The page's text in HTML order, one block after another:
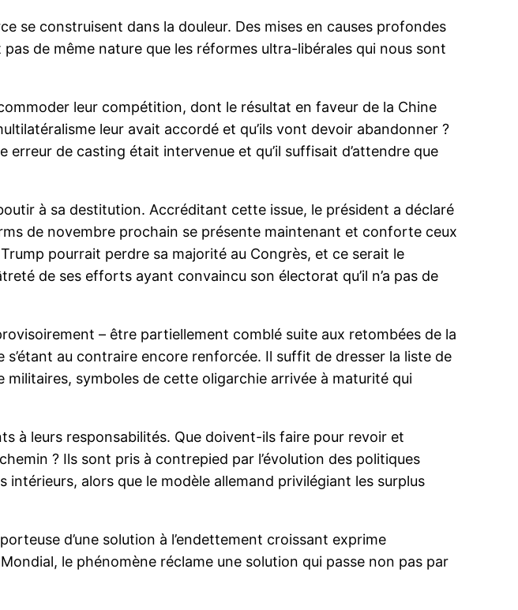
se construisent dans la douleur. Des mises en causes profondes
de même nature que les réformes ultra-libérales qui nous sont
leur compétition, dont le résultat en faveur de la Chine
leur avait accordé et qu’ils vont devoir abandonner ?
erreur de casting était intervenue et qu’il suffisait d’attendre que
à sa destitution. Accréditant cette issue, le président a déclaré
de novembre prochain se présente maintenant et conforte ceux
pourrait perdre sa majorité au Congrès, et ce serait le
de ses efforts ayant convaincu son électorat qu’il n’a pas de
– être partiellement comblé suite aux retombées de la
au contraire encore renforcée. Il suffit de dresser la liste de
militaires, symboles de cette oligarchie arrivée à maturité qui
à leurs responsabilités. Que doivent-ils faire pour revoir et
? Ils sont pris à contrepied par l’évolution des politiques
alors que le modèle allemand privilégiant les surplus
d’une solution à l’endettement croissant exprime
le phénomène réclame une solution qui passe non pas par